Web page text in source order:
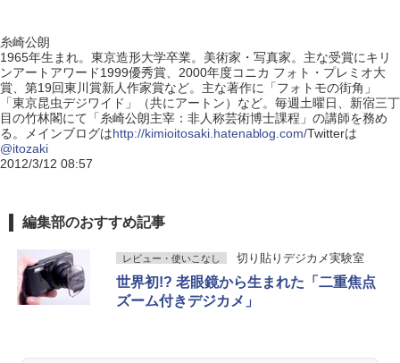
糸崎公朗
1965年生まれ。東京造形大学卒業。美術家・写真家。主な受賞にキリ
ンアートアワード1999優秀賞、2000年度コニカ フォト・プレミオ大
賞、第19回東川賞新人作家賞など。主な著作に「フォトモの街角」
「東京昆虫デジワイド」（共にアートン）など。毎週土曜日、新宿三丁
目の竹林閣にて「糸崎公朗主宰：非人称芸術博士課程」の講師を務め
る。メインブログはhttp://kimioitosaki.hatenablog.com/Twitterは
@itozaki
2012/3/12 08:57
編集部のおすすめ記事
レビュー・使いこなし 切り貼りデジカメ実験室
世界初!? 老眼鏡から生まれた「二重焦点
ズーム付きデジカメ」